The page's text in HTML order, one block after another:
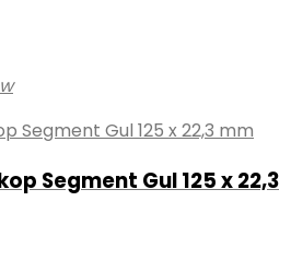
Segment Gul 125 x 22,3